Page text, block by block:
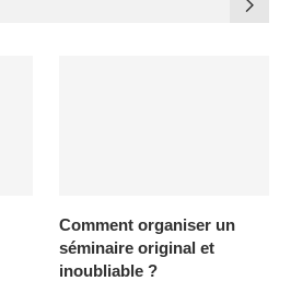
Comment organiser un
séminaire original et
inoubliable ?